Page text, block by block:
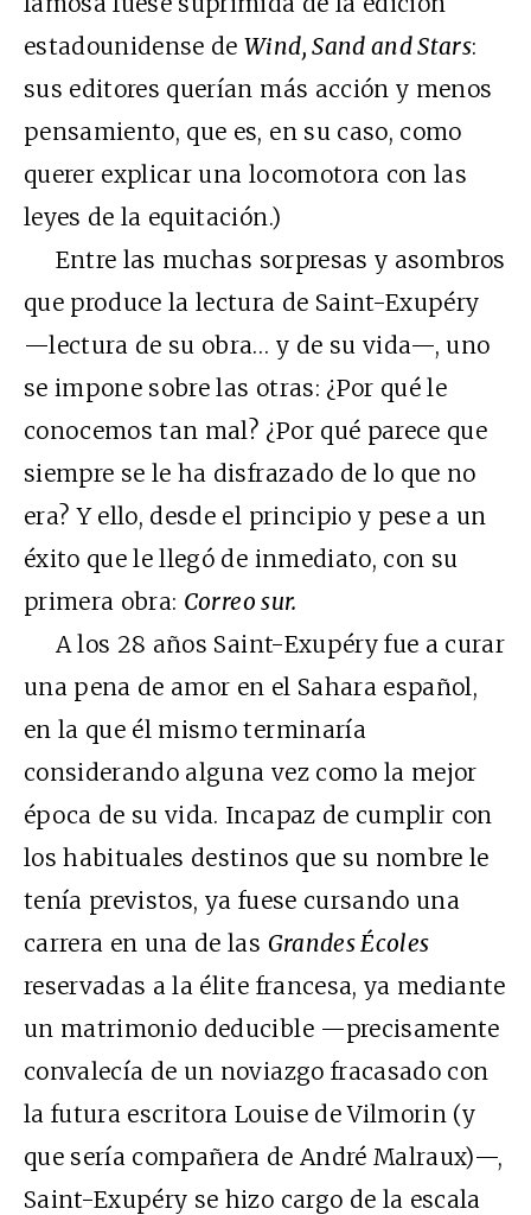
estadounidense deWind, Sand and Stars:
sus editores querían más acción y menos
pensamiento, que es, en su caso, como
querer explicar una locomotora con las
leyes de la equitación.)
Entre las muchas sorpresas y asombros
que produce la lectura de Saint-Exupéry
—lectura de su obra… y de su vida—, uno
se impone sobre las otras: ¿Por qué le
conocemos tan mal? ¿Por qué parece que
siempre se le ha disfrazado de lo que no
era? Y ello, desde el principio y pese a un
éxito que le llegó de inmediato, con su
primera obra: Correo sur.
A los 28 años Saint-Exupéry fue a curar
una pena de amor en el Sahara español,
en la que él mismo terminaría
considerando alguna vez como la mejor
época de su vida. Incapaz de cumplir con
los habituales destinos que su nombre le
tenía previstos, ya fuese cursando una
carrera en una de las Grandes Écoles
reservadas a la élite francesa, ya mediante
un matrimonio deducible —precisamente
convalecía de un noviazgo fracasado con
la futura escritora Louise de Vilmorin (y
que sería compañera de André Malraux)—,
Saint-Exupéry se hizo cargo de la escala